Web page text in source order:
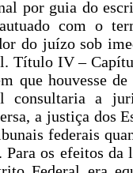
por guia do
com o
do juízo sob
Título IV –
que houvesse
consultaria a
a justiça dos
federais
Para os efeitos